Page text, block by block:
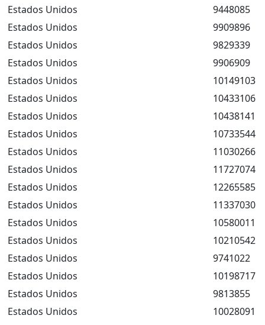
Estados Unidos
9448085
Estados Unidos
9909896
Estados Unidos
9829339
Estados Unidos
9906909
Estados Unidos
10149103
Estados Unidos
10433106
Estados Unidos
10438141
Estados Unidos
10733544
Estados Unidos
11030266
Estados Unidos
11727074
Estados Unidos
12265585
Estados Unidos
11337030
Estados Unidos
10580011
Estados Unidos
10210542
Estados Unidos
9741022
Estados Unidos
10198717
Estados Unidos
9813855
Estados Unidos
10028091